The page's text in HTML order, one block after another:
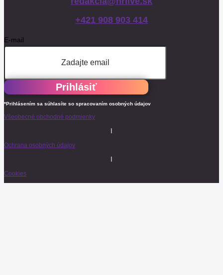
+421 908 903 414
E-mail
Prihlásiť
*Prihlásením sa súhlasíte so spracovaním osobných údajov
Všeobecné obchodné podmienky
Ochrana osobných údajov
Cookies